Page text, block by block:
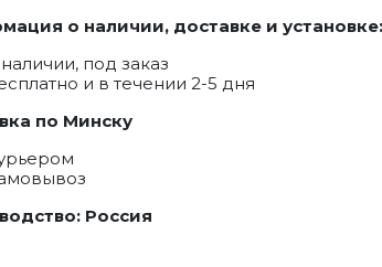
о наличии, доставке и установке:
под заказ
и в течении 2-5 дня
по Минску
Россия